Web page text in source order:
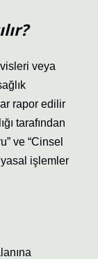
veya
rapor edilir
tarafından
ve “Cinsel
yasal işlemler